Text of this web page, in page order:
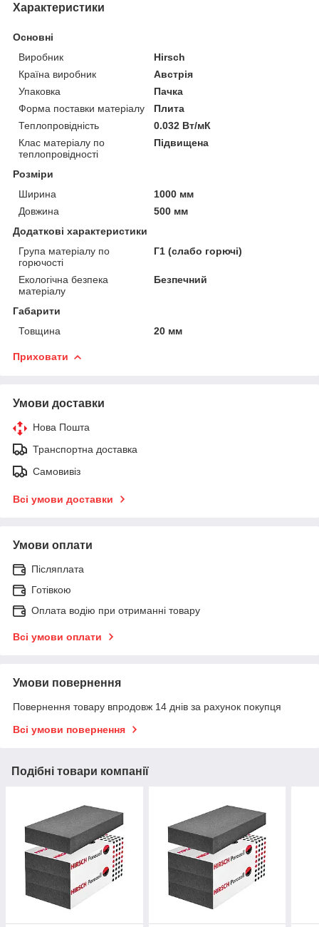
Характеристики
Основні
Виробник
Hirsch
Країна виробник
Австрія
Упаковка
Пачка
Форма поставки матеріалу
Плита
Теплопровідність
0.032 Вт/мК
Клас матеріалу по
теплопровідності
Підвищена
Розміри
Ширина
1000 мм
Довжина
500 мм
Додаткові характеристики
Група матеріалу по
горючості
Г1 (слабо горючі)
Екологічна безпека
матеріалу
Безпечний
Габарити
Товщина
20 мм
Приховати
Умови доставки
Нова Пошта
Транспортна доставка
Самовивіз
Всі умови доставки
Умови оплати
Післяплата
Готівкою
Оплата водію при отриманні товару
Всі умови оплати
Умови повернення
Повернення товару впродовж 14 днів за рахунок покупця
Всі умови повернення
Подібні товари компанії